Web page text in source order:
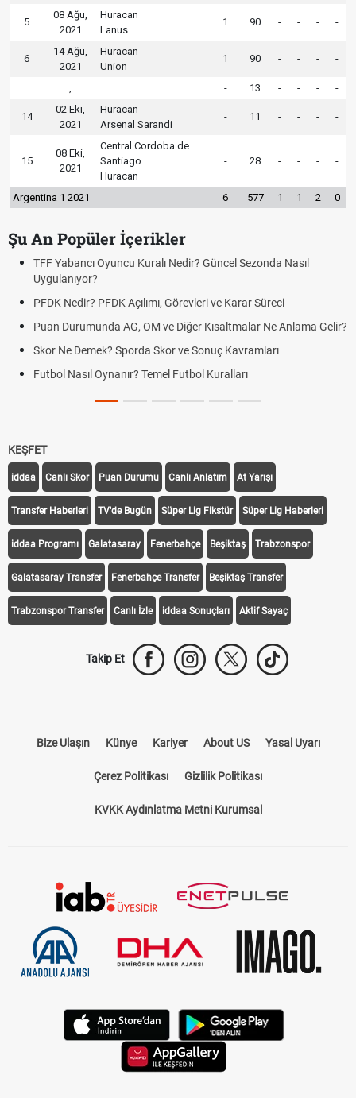
5
08 Ağu,
2021
Huracan
Lanus
1 90 - - - -
6
14 Ağu,
2021
Huracan
Union
1 90 - - - -
- 13 - - - -
14
02 Eki,
2021
Huracan
Arsenal Sarandi
- 11 - - - -
15
08 Eki,
2021
Central Cordoba de
Santiago
Huracan
- 28 - - - -
Argentina 1 2021 6 577 1 1 2 0
Şu An Popüler İçerikler
TFF Yabancı Oyuncu Kuralı Nedir? Güncel Sezonda Nasıl
Uygulanıyor?
PFDK Nedir? PFDK Açılımı, Görevleri ve Karar Süreci
Puan Durumunda AG, OM ve Diğer Kısaltmalar Ne Anlama Gelir?
Skor Ne Demek? Sporda Skor ve Sonuç Kavramları
Futbol Nasıl Oynanır? Temel Futbol Kuralları
KEŞFET
iddaa Canlı Skor Puan Durumu Canlı Anlatım At Yarışı
Transfer Haberleri TV'de Bugün Süper Lig Fikstür Süper Lig Haberleri
iddaa Programı Galatasaray Fenerbahçe Beşiktaş Trabzonspor
Galatasaray Transfer Fenerbahçe Transfer Beşiktaş Transfer
Trabzonspor Transfer Canlı İzle iddaa Sonuçları Aktif Sayaç
Takip Et
Bize Ulaşın Künye Kariyer About US Yasal Uyarı
Çerez Politikası Gizlilik Politikası
KVKK Aydınlatma Metni Kurumsal